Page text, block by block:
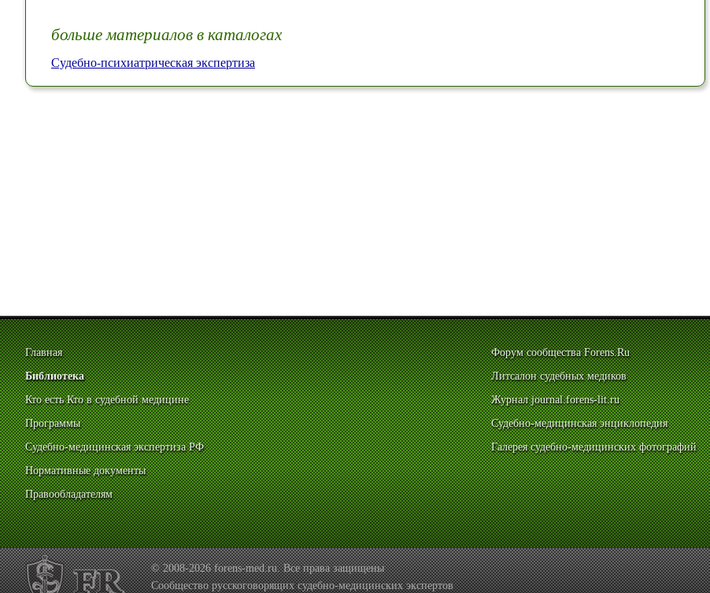
больше материалов в каталогах
Судебно-психиатрическая экспертиза
Главная
Библиотека
Кто есть Кто в судебной медицине
Программы
Судебно-медицинская экспертиза РФ
Нормативные документы
Правообладателям
Форум сообщества Forens.Ru
Литсалон судебных медиков
Журнал journal.forens-lit.ru
Судебно-медицинская энциклопедия
Галерея судебно-медицинских фотографий
© 2008-2026 forens-med.ru. Все права защищены
Сообщество русскоговорящих судебно-медицинских экспертов